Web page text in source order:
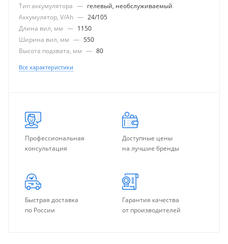
Тип аккумулятора — гелевый, необслуживаемый
Аккумулятор, V/Ah — 24/105
Длина вил, мм — 1150
Ширина вил, мм — 550
Высота подхвата, мм — 80
Все характеристики
Профессиональная
консультация
Доступные цены
на лучшие бренды
Быстрая доставка
по России
Гарантия качества
от производителей